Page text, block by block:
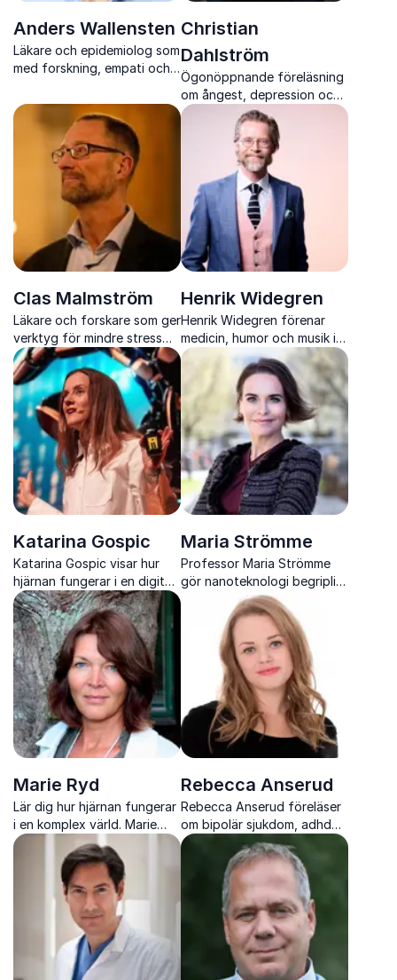
Anders Wallensten
Läkare och epidemiolog som
med forskning, empati och
förändringar kan ge bättre
hälsa och livskvalitet.
Christian
Dahlström
Ögonöppnande föreläsning
om ångest, depression och
psykisk ohälsa
Clas Malmström
Läkare och forskare som ger
verktyg för mindre stress
och bättre prestation
Henrik Widegren
Henrik Widegren förenar
medicin, humor och musik i
föreläsningar som både
engagerar, utbildar och får
publiken att skratta
Katarina Gospic
Katarina Gospic visar hur
hjärnan fungerar i en digital
värld och hur du kan tänka
smartare, minska stress och
öka innovation.
Maria Strömme
Professor Maria Strömme
gör nanoteknologi begriplig
och visar hur den kan
förändra sjukvård, industri
och vårt sätt att leva.
Marie Ryd
Lär dig hur hjärnan fungerar
i en komplex värld. Marie
Ryd ger konkreta verktyg
för fokus, välmående,
ledarskap och hållbara
arbetsplatser.
Rebecca Anserud
Rebecca Anserud föreläser
om bipolär sjukdom, adhd
och att leva med psykisk